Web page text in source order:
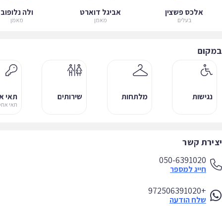
אלכס פשצין
בעלים
אביגל דוארט
מאמן
ולה נלופוב
מאמן
נגישות מלתחות שירותים תאי
תאי אחסון
קשר
050-6391020
חייג למספר
+972506391020
שלח הודעה